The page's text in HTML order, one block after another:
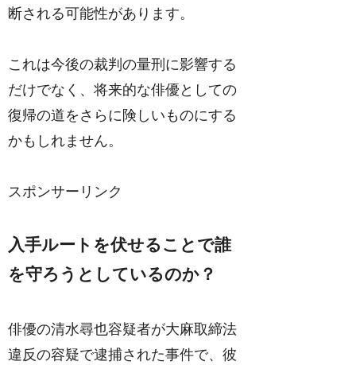
断される可能性があります。
これは今後の裁判の量刑に影響する
だけでなく、将来的な俳優としての
復帰の道をさらに険しいものにする
かもしれません。
スポンサーリンク
入手ルートを伏せることで誰
を守ろうとしているのか？
俳優の清水尋也容疑者が大麻取締法
違反の容疑で逮捕された事件で、彼